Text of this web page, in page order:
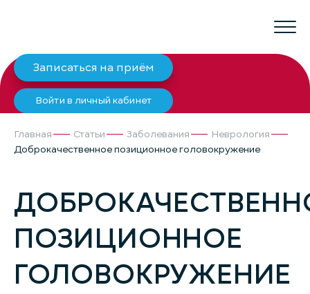
Записаться на приём
Войти в личный кабинет
Главная Статьи Заболевания
Неврология
Доброкачественное позиционное головокружение
ПОЗИЦИОННОЕ
ГОЛОВОКРУЖЕНИЕ